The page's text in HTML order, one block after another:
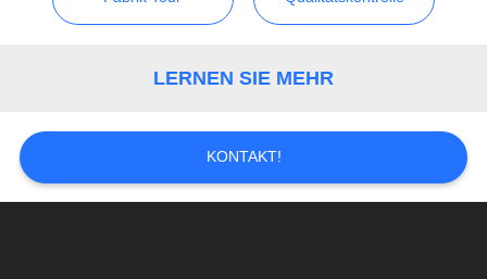
LERNEN SIE MEHR
KONTAKT!